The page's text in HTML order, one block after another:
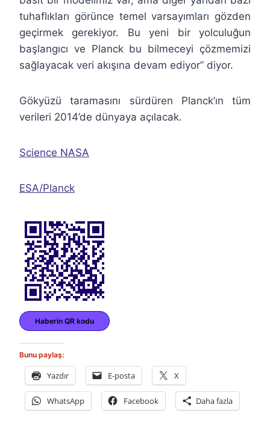
tuhaflıkları görünce temel varsayımları gözden
geçirmek gerekiyor. Bu yeni bir yolculuğun
başlangıcı ve Planck bu bilmeceyi çözmemizi
sağlayacak veri akışına devam ediyor” diyor.
Gökyüzü taramasını sürdüren Planck’ın tüm
verileri 2014’de dünyaya açılacak.
Science NASA
ESA/Planck
Haberin QR kodu
Bunu paylaş:
Yazdır E-posta X
WhatsApp Facebook Daha fazla